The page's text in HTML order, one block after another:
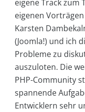
eigene Track zum
eigenen
Karsten
(Joomla!) und ich
Probleme zu
auszuloten. Die
PHP-Community
spannende
Entwicklern sehr